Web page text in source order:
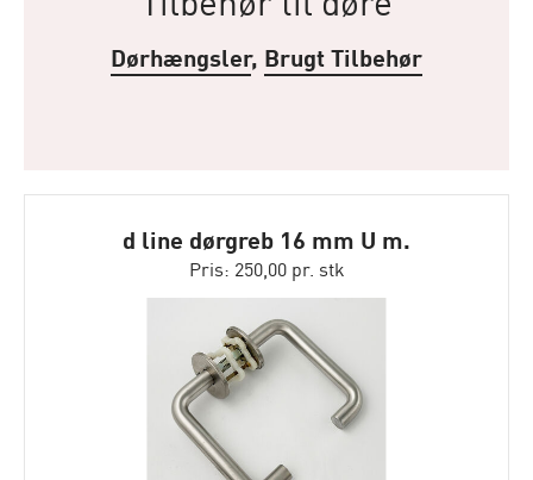
Dørhængsler, Brugt Tilbehør
d line dørgreb 16 mm U m.
klipsrosetter
Pris: 250,00 pr. stk